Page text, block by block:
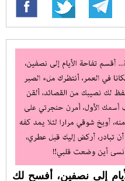
إلى نصفين، أفسح لك